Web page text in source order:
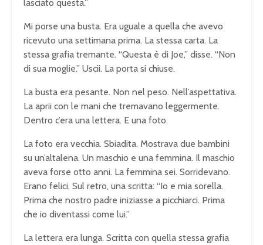
lasciato questa.”
Mi porse una busta. Era uguale a quella che avevo
ricevuto una settimana prima. La stessa carta. La
stessa grafia tremante. “Questa è di Joe,” disse. “Non
di sua moglie.” Uscii. La porta si chiuse.
La busta era pesante. Non nel peso. Nell’aspettativa.
La aprii con le mani che tremavano leggermente.
Dentro c’era una lettera. E una foto.
La foto era vecchia. Sbiadita. Mostrava due bambini
su un’altalena. Un maschio e una femmina. Il maschio
aveva forse otto anni. La femmina sei. Sorridevano.
Erano felici. Sul retro, una scritta: “Io e mia sorella.
Prima che nostro padre iniziasse a picchiarci. Prima
che io diventassi come lui.”
La lettera era lunga. Scritta con quella stessa grafia